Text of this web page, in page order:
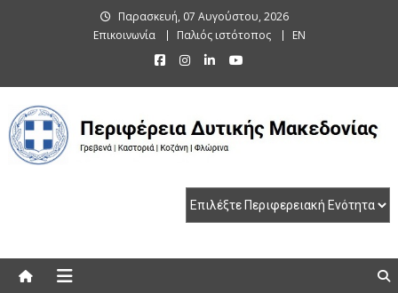
Παρασκευή, 07 Αυγούστου, 2026
Επικοινωνία
Παλιός ιστότοπος EN